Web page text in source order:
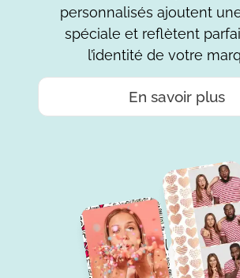
personnalisés ajoutent
spéciale et reflètent
l’identité de votre
En savoir plus